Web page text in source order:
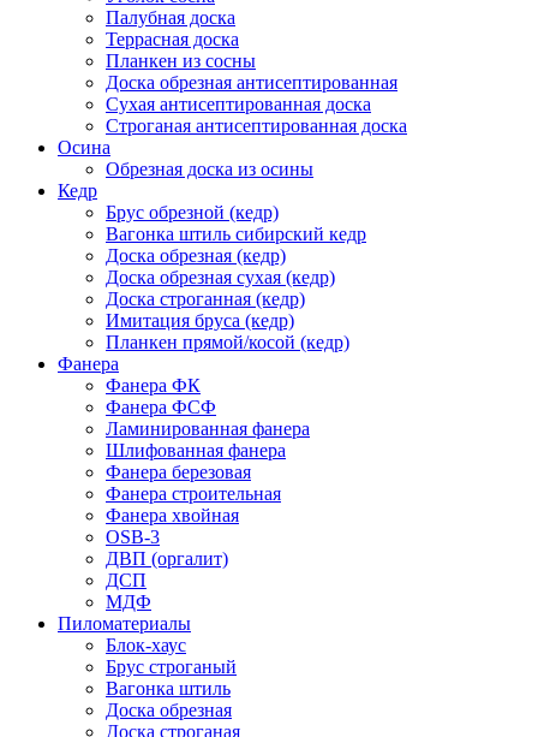
Палубная доска
Террасная доска
Планкен из сосны
Доска обрезная антисептированная
Сухая антисептированная доска
Строганая антисептированная доска
Осина
Обрезная доска из осины
Кедр
Брус обрезной (кедр)
Вагонка штиль сибирский кедр
Доска обрезная (кедр)
Доска обрезная сухая (кедр)
Доска строганная (кедр)
Имитация бруса (кедр)
Планкен прямой/косой (кедр)
Фанера
Фанера ФК
Фанера ФСФ
Ламинированная фанера
Шлифованная фанера
Фанера березовая
Фанера строительная
Фанера хвойная
OSB-3
ДВП (оргалит)
ДСП
МДФ
Пиломатериалы
Блок-хаус
Брус строганый
Вагонка штиль
Доска обрезная
Доска строганая